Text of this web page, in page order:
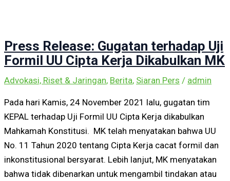
Press Release: Gugatan terhadap Uji
Formil UU Cipta Kerja Dikabulkan MK
Advokasi, Riset & Jaringan, Berita, Siaran Pers / admin
Pada hari Kamis, 24 November 2021 lalu, gugatan tim
KEPAL terhadap Uji Formil UU Cipta Kerja dikabulkan
Mahkamah Konstitusi. MK telah menyatakan bahwa UU
No. 11 Tahun 2020 tentang Cipta Kerja cacat formil dan
inkonstitusional bersyarat. Lebih lanjut, MK menyatakan
bahwa tidak dibenarkan untuk mengambil tindakan atau